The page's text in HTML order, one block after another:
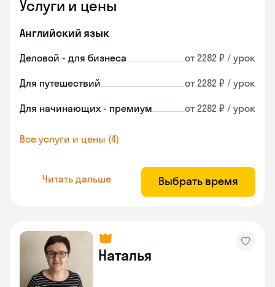
Услуги и цены
Английский язык
Деловой - для бизнеса от 2282 ₽ / урок
Для путешествий от 2282 ₽ / урок
Для начинающих - премиум от 2282 ₽ / урок
Все услуги и цены (4)
Читать дальше Выбрать время
Наталья